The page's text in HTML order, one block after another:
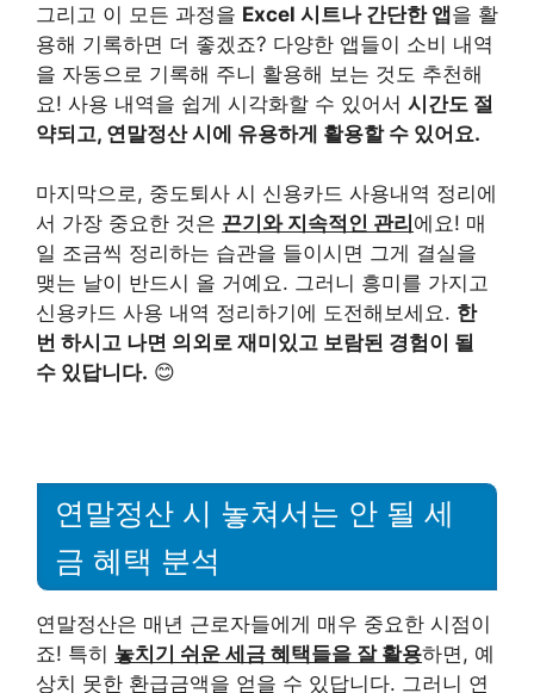
그리고 이 모든 과정을 Excel 시트나 간단한 앱을 활
용해 기록하면 더 좋겠죠? 다양한 앱들이 소비 내역
을 자동으로 기록해 주니 활용해 보는 것도 추천해
요! 사용 내역을 쉽게 시각화할 수 있어서 시간도 절
약되고, 연말정산 시에 유용하게 활용할 수 있어요.
마지막으로, 중도퇴사 시 신용카드 사용내역 정리에
서 가장 중요한 것은 끈기와 지속적인 관리 에요! 매
일 조금씩 정리하는 습관을 들이시면 그게 결실을
맺는 날이 반드시 올 거예요. 그러니 흥미를 가지고
신용카드 사용 내역 정리하기에 도전해보세요. 한
번 하시고 나면 의외로 재미있고 보람된 경험이 될
수 있답니다. 😊
연말정산 시 놓쳐서는 안 될 세
금 혜택 분석
연말정산은 매년 근로자들에게 매우 중요한 시점이
죠! 특히 놓치기 쉬운 세금 혜택들을 잘 활용하면, 예
상치 못한 환급금액을 얻을 수 있답니다. 그러니 연